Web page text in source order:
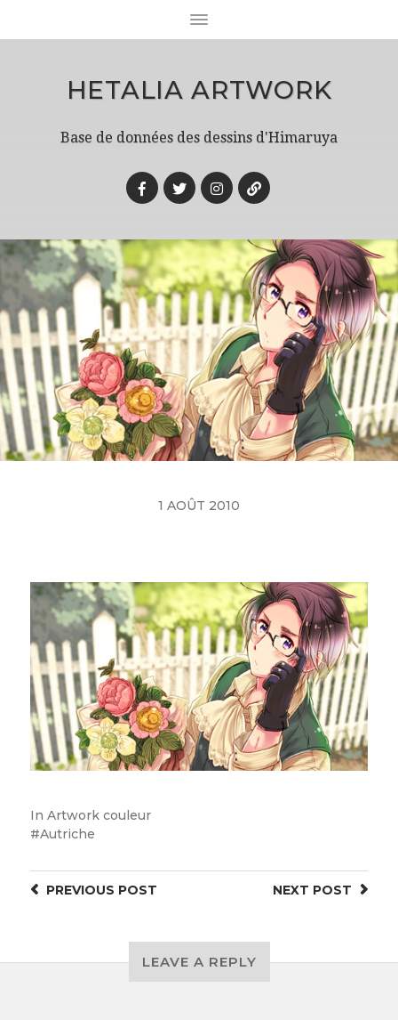
HETALIA ARTWORK
Base de données des dessins d'Himaruya
1 AOÛT 2010
In Artwork couleur
Autriche
NEXT POST
PREVIOUS POST
LEAVE A REPLY